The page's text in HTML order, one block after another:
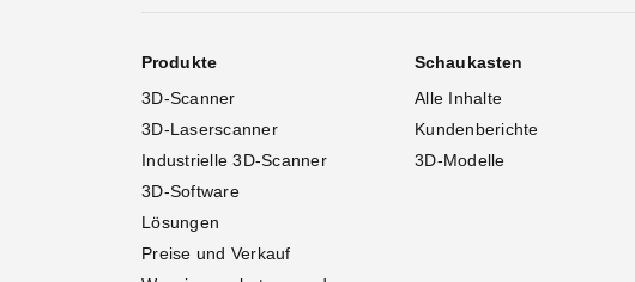
Produkte
3D-Scanner
3D-Laserscanner
Industrielle 3D-Scanner
3D-Software
Lösungen
Preise und Verkauf
Schaukasten
Alle Inhalte
Kundenberichte
3D-Modelle